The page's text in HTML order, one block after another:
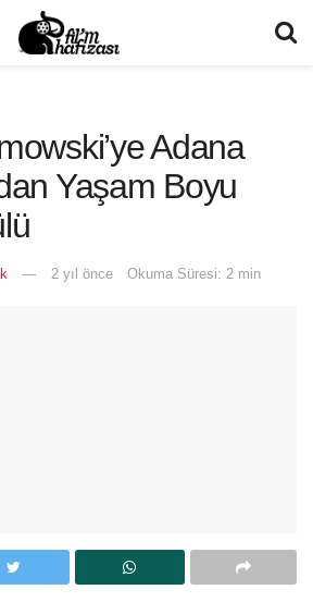
Adana
Yaşam Boyu
2 yıl önce Okuma Süresi: 2 min